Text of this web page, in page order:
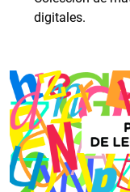
digitales.